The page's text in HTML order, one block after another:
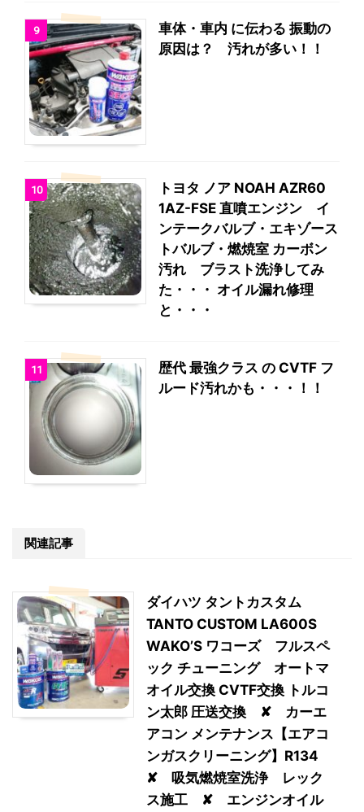
9
車体・車内 に伝わる 振動の
原因は？ 汚れが多い！！
10
トヨタ ノア NOAH AZR60
1AZ-FSE 直噴エンジン イ
ンテークバルブ・エキゾース
トバルブ・燃焼室 カーボン
汚れ ブラスト洗浄してみ
た・・・ オイル漏れ修理
と・・・
11
歴代 最強クラス の CVTF フ
ルード汚れかも・・・！！
関連記事
ダイハツ タントカスタム
TANTO CUSTOM LA600S
WAKO’S ワコーズ フルスペ
ック チューニング オートマ
オイル交換 CVTF交換 トルコ
ン太郎 圧送交換 ✘ カーエ
アコン メンテナンス【エアコ
ンガスクリーニング】R134
✘ 吸気燃焼室洗浄 レック
ス施工 ✘ エンジンオイル